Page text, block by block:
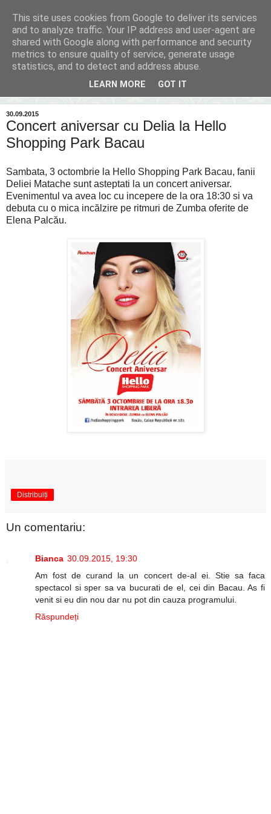
Inima Bacăului
Din inima Bacăului...spre inima ta...
30.09.2015
Concert aniversar cu Delia la Hello
Shopping Park Bacau
Sambata, 3 octombrie la Hello Shopping Park Bacau, fanii
Deliei Matache sunt asteptati la un concert aniversar.
Evenimentul va avea loc cu incepere de la ora 18:30 si va
debuta cu o mica incălzire pe ritmuri de Zumba oferite de
Elena Palcău.
Distribuiți
Un comentariu:
Bianca 30.09.2015, 19:30
Am fost de curand la un concert de-al ei. Stie sa faca
spectacol si sper sa va bucurati de el, cei din Bacau. As fi
venit si eu din nou dar nu pot din cauza programului.
Răspundeți
This site uses cookies from Google to deliver its services
and to analyze traffic. Your IP address and user-agent are
shared with Google along with performance and security
metrics to ensure quality of service, generate usage
statistics, and to detect and address abuse.
LEARN MORE GOT IT